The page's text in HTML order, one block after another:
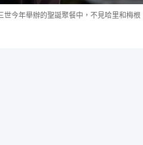
世今年舉辦的聖誕聚餐中，不見哈里和梅根